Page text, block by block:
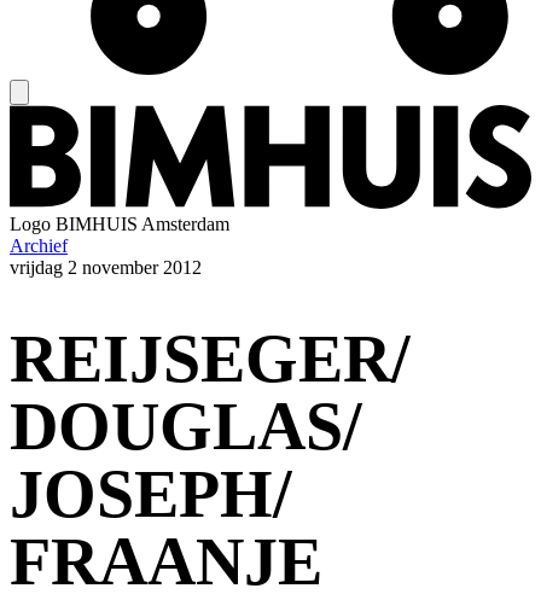
Logo BIMHUIS Amsterdam
Archief
vrijdag 2 november 2012
REIJSEGER/
DOUGLAS/
JOSEPH/
FRAANJE